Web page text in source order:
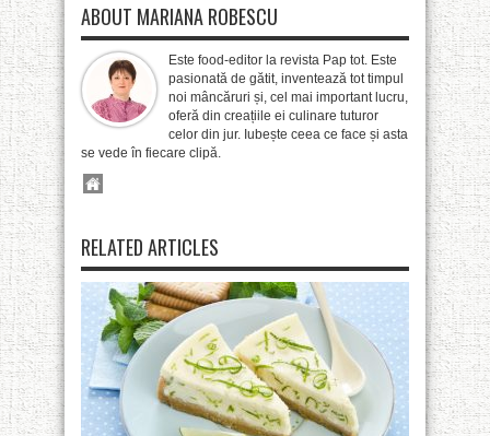
ABOUT MARIANA ROBESCU
Este food-editor la revista Pap tot. Este
pasionată de gătit, inventează tot timpul
noi mâncăruri și, cel mai important lucru,
oferă din creațiile ei culinare tuturor
celor din jur. Iubește ceea ce face și asta
se vede în fiecare clipă.
RELATED ARTICLES